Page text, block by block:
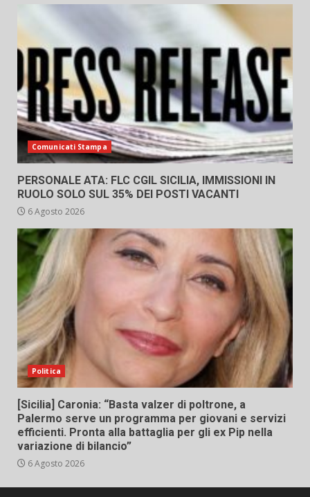
Comunicati Stampa
PERSONALE ATA: FLC CGIL SICILIA, IMMISSIONI IN
RUOLO SOLO SUL 35% DEI POSTI VACANTI
6 Agosto 2026
Politica
[Sicilia] Caronia: “Basta valzer di poltrone, a
Palermo serve un programma per giovani e servizi
efficienti. Pronta alla battaglia per gli ex Pip nella
variazione di bilancio”
6 Agosto 2026